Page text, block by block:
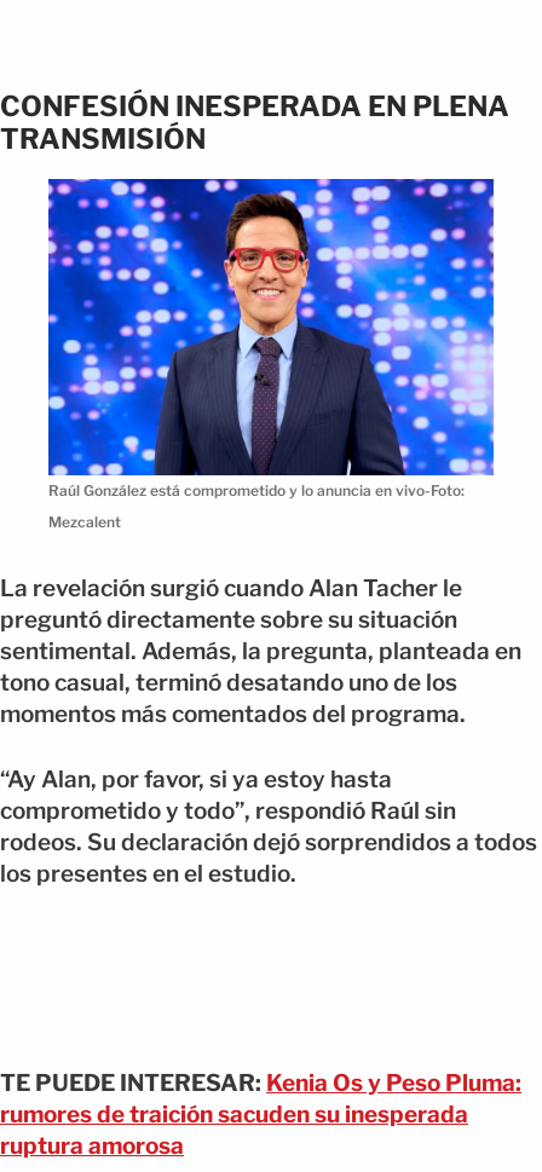
CONFESIÓN INESPERADA EN PLENA
TRANSMISIÓN
Raúl González está comprometido y lo anuncia en vivo-Foto:
Mezcalent
La revelación surgió cuando Alan Tacher le
preguntó directamente sobre su situación
sentimental. Además, la pregunta, planteada en
tono casual, terminó desatando uno de los
momentos más comentados del programa.
“Ay Alan, por favor, si ya estoy hasta
comprometido y todo”, respondió Raúl sin
rodeos. Su declaración dejó sorprendidos a todos
los presentes en el estudio.
TE PUEDE INTERESAR: Kenia Os y Peso Pluma:
rumores de traición sacuden su inesperada
ruptura amorosa